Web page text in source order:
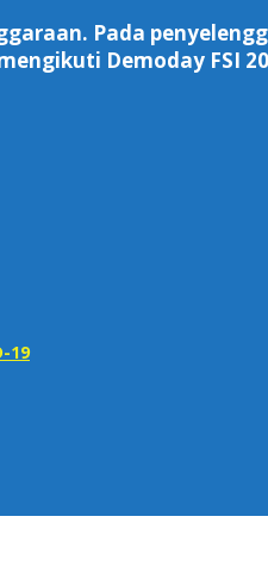
Pada
Demoday FSI
19